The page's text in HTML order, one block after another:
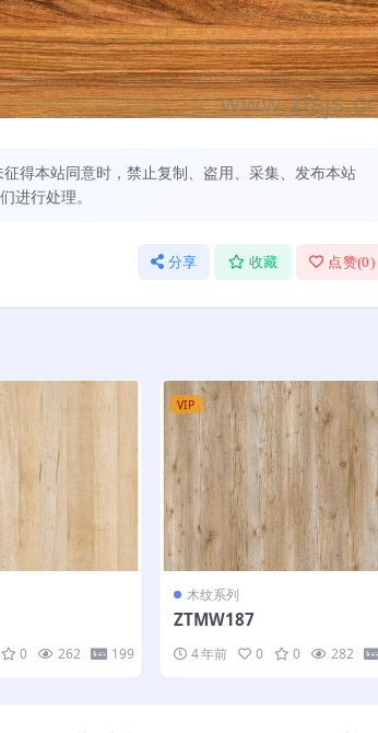
得本站同意时，禁止复制、盗用、采集、发布本站
进行处理。
分享 收藏 点赞(0)
0 262 199
VIP
木纹系列
ZTMW187
4 年前 0 0 282